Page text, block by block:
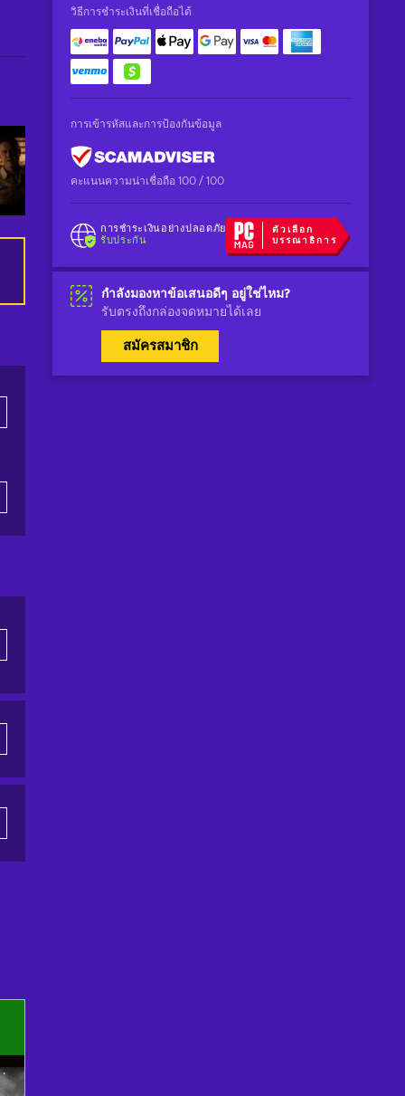
วิธีการชำระเงินที่เชื่อถือได้
การเข้ารหัสและการป้องกันข้อมูล
คะแนนความน่าเชื่อถือ 100 / 100
การชำระเงินอย่างปลอดภัย
รับประกัน
ตัวเลือก
บรรณาธิการ
กำลังมองหาข้อเสนอดีๆ อยู่ใช่ไหม?
รับตรงถึงกล่องจดหมายได้เลย
สมัครสมาชิก